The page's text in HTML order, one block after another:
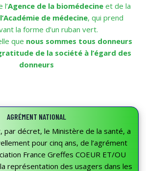
l’Agence de la biomédecine et de la
de médecine, qui prend
la forme d’un ruban vert.
que nous sommes tous donneurs
de la société à l’égard des
donneurs
AGRÉMENT NATIONAL
par décret, le Ministère de la santé, a
pour cinq ans, de l’agrément
France Greffes COEUR ET/OU
représentation des usagers dans les